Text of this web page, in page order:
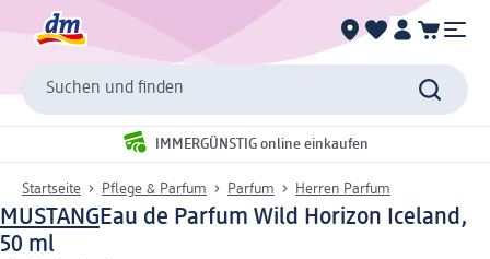
Suchen und finden
IMMERGÜNSTIG online einkaufen
Startseite Pflege & Parfum Parfum Herren Parfum
MUSTANGEau de Parfum Wild Horizon Iceland,
50 ml